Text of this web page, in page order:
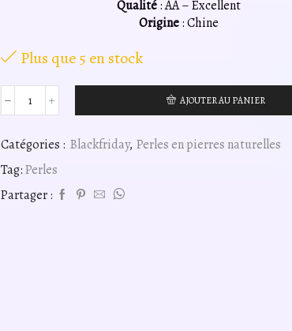
Qualité: AA – Excellent
Origine: Chine
Plus que 5 en stock
quantité
perles
cornaline
rouge
(chauffé)
8mm,
AJOUTER AU PANIER
Catégories : Blackfriday, Perles en pierres naturelles
Tag:Perles
Partager :